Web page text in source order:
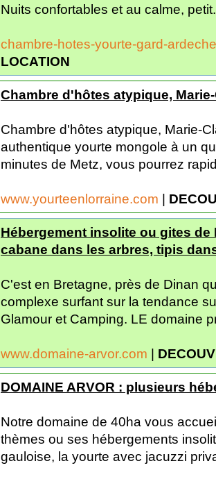
Nuits confortables et au calme,
chambre-hotes-yourte-gard-
LOCATION
Chambre d'hôtes atypique,
Chambre d'hôtes atypique, Marie-
authentique yourte mongole à un
minutes de Metz, vous pourrez
www.yourteenlorraine.com |
Hébergement insolite ou gites
cabane dans les arbres, tipis
C'est en Bretagne, près de Dinan
complexe surfant sur la tendance
Glamour et Camping. LE domaine
www.domaine-arvor.com |
DOMAINE ARVOR : plusieurs
Notre domaine de 40ha vous
thèmes ou ses hébergements
gauloise, la yourte avec jacuzzi